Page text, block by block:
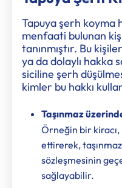
Tapuya şerh koyma
menfaati bulunan
tanınmıştır. Bu
ya da dolaylı hakka
siciline şerh
kimler bu hakkı
Taşınmaz
Örneğin bir
ettirerek,
sözleşmesinin
sağlayabilir.